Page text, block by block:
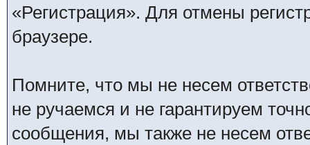
«Регистрация». Для отмены
браузере.
Помните, что мы не несем
не ручаемся и не гарантируем
сообщения, мы также не несем